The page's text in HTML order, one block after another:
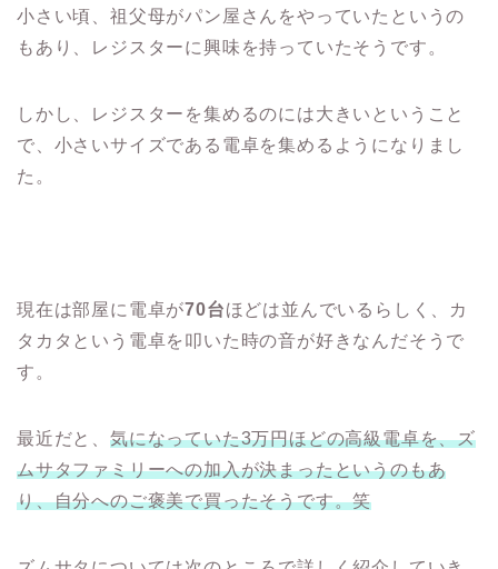
小さい頃、祖父母がパン屋さんをやっていたというの
もあり、レジスターに興味を持っていたそうです。
しかし、レジスターを集めるのには大きいということ
で、小さいサイズである電卓を集めるようになりまし
た。
現在は部屋に電卓が70台ほどは並んでいるらしく、カ
タカタという電卓を叩いた時の音が好きなんだそうで
す。
最近だと、 気になっていた3万円ほどの高級電卓を、ズ
ムサタファミリーへの加入が決まったというのもあ
り、自分へのご褒美で買ったそうです。笑